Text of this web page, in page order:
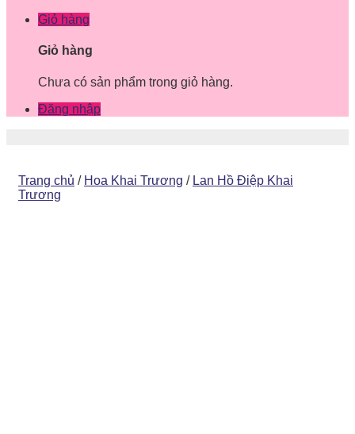
Giỏ hàng
Giỏ hàng
Chưa có sản phẩm trong giỏ hàng.
Đăng nhập
Trang chủ / Hoa Khai Trương / Lan Hồ Điệp Khai
Trương